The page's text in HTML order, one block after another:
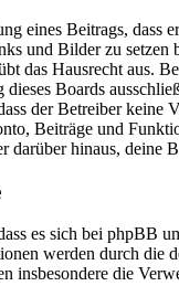
eines Beitrags, dass
und Bilder zu setzen
das Hausrecht aus.
Boards
der Betreiber keine
Beiträge und
darüber hinaus, deine
es sich bei phpBB
werden durch die
insbesondere die